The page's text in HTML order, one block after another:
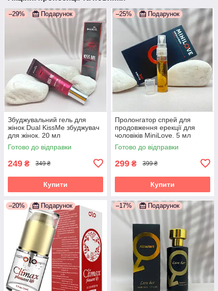
–29% Подарунок
Збуджувальний гель для
жінок Dual KissMe збуджувач
для жінок. 20 мл
Готово до відправки
249 ₴ 349 ₴
Купити
–25% Подарунок
Пролонгатор спрей для
продовження ерекції для
чоловіків MiniLove. 5 мл
Готово до відправки
299 ₴ 399 ₴
Купити
–20% Подарунок –17% Подарунок